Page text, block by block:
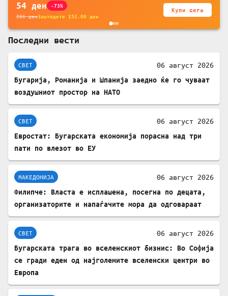
54 ден -73%
206денЗаштедете 152.00 ден
Купи сега
Последни вести
СВЕТ 06 август 2026
Бугарија, Романија и Шпанија заедно ќе го чуваат
воздушниот простор на НАТО
СВЕТ 06 август 2026
Евростат: Бугарската економија порасна над три
пати по влезот во ЕУ
МАКЕДОНИЈА 06 август 2026
Филипче: Власта е исплашена, посегна по децата,
организаторите и напаѓачите мора да одговараат
СВЕТ 06 август 2026
Бугарската трага во вселенскиот бизнис: Во Софија
се гради еден од најголемите вселенски центри во
Европа